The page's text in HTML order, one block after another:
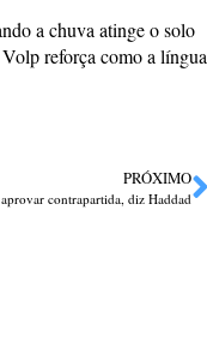
a chuva atinge o solo
reforça como a língua
PRÓXIMO
contrapartida, diz Haddad